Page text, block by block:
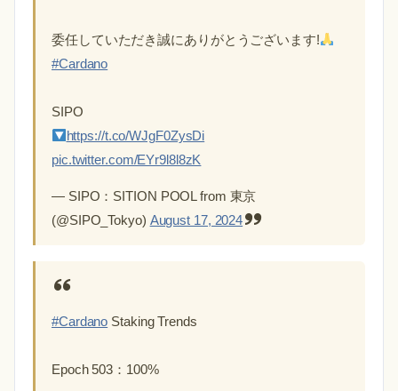
委任していただき誠にありがとうございます!
#Cardano
SIPO
https://t.co/WJgF0ZysDi
pic.twitter.com/EYr9l8l8zK
— SIPO：SITION POOL from 東京
(@SIPO_Tokyo) August 17, 2024
#Cardano Staking Trends
Epoch 503：100%